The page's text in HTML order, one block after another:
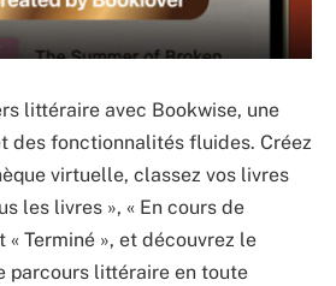
littéraire avec Bookwise, une
des fonctionnalités fluides. Créez
virtuelle, classez vos livres
les livres », « En cours de
« Terminé », et découvrez le
parcours littéraire en toute